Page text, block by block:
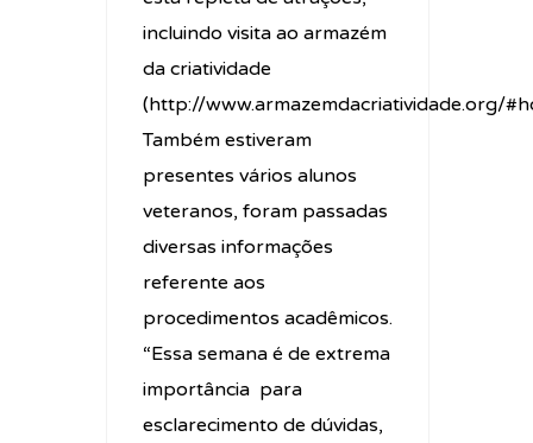
incluindo visita ao armazém
da criatividade
(http://www.armazemdacriatividade.org/
Também estiveram
presentes vários alunos
veteranos, foram passadas
diversas informações
referente aos
procedimentos acadêmicos.
“Essa semana é de extrema
importância para
esclarecimento de dúvidas,